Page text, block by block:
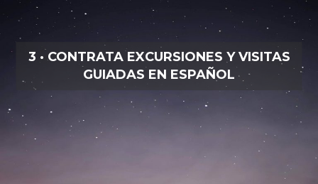
3 · CONTRATA EXCURSIONES Y VISITAS
GUIADAS EN ESPAÑOL